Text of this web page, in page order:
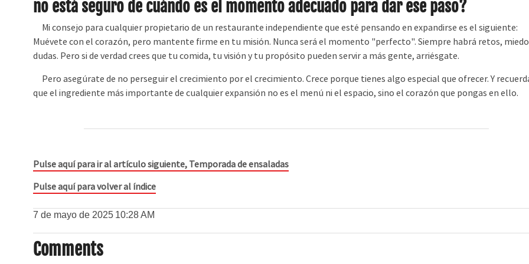
no está seguro de cuándo es el momento adecuado para dar ese paso?
Mi consejo para cualquier propietario de un restaurante independiente que esté pensando en expandirse es el siguiente:
Muévete con el corazón, pero mantente firme en tu misión. Nunca será el momento "perfecto". Siempre habrá retos,
dudas. Pero si de verdad crees que tu comida, tu visión y tu propósito pueden servir a más gente, arriésgate.
Pero asegúrate de no perseguir el crecimiento por el crecimiento. Crece porque tienes algo especial que ofrecer. Y
que el ingrediente más importante de cualquier expansión no es el menú ni el espacio, sino el corazón que pongas en ello.
Pulse aquí para ir al artículo siguiente, Temporada de ensaladas
Pulse aquí para volver al índice
7 de mayo de 2025 10:28 AM
Comments